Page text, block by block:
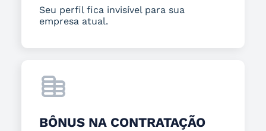
Seu perfil fica invisível para sua
empresa atual.
BÔNUS NA CONTRATAÇÃO